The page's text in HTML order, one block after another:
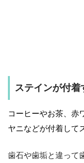
ステインが付着
コーヒーやお茶、赤
ヤニなどが付着して
歯石や歯垢と違って